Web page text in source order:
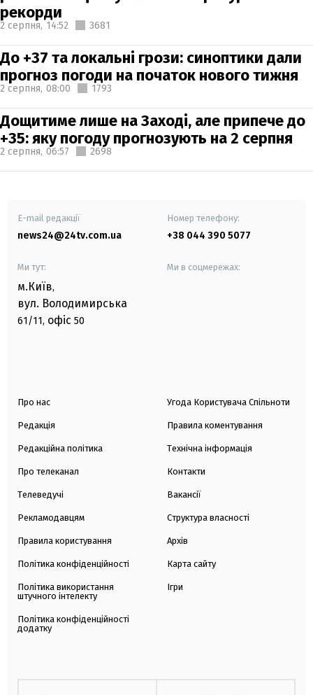
рекорди
2 серпня, 14:52 3681
До +37 та локальні грози: синоптики дали
прогноз погоди на початок нового тижня
2 серпня, 08:00 1793
Дощитиме лише на Заході, але припече до
+35: яку погоду прогнозують на 2 серпня
2 серпня, 06:57 2698
E-mail редакції
news24@24tv.com.ua
Номер телефону:
+38 044 390 5077
Ми тут:
м.Київ,
вул. Володимирська
61/11, офіс 50
Ми в соцмережах:
Про нас
Редакція
Редакційна політика
Про телеканал
Телеведучі
Рекламодавцям
Правила користування
Політика конфіденційності
Політика використання
штучного інтелекту
Політика конфіденційності
додатку
Угода Користувача Спільноти
Правила коментування
Технічна інформація
Контакти
Вакансії
Структура власності
Архів
Карта сайту
Ігри